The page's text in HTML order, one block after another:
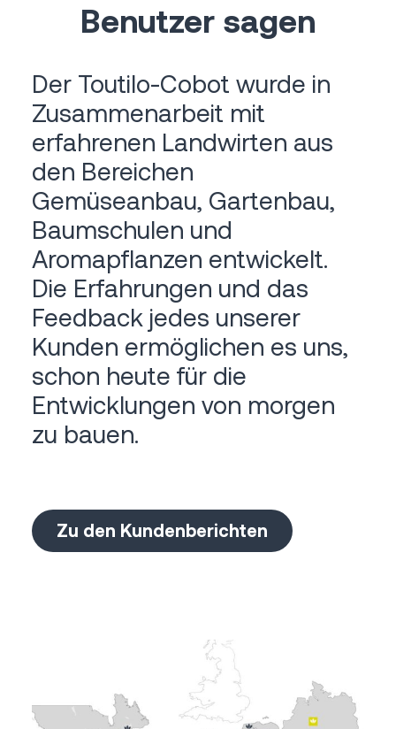
Benutzer sagen
Der Toutilo-Cobot wurde in
Zusammenarbeit mit
erfahrenen Landwirten aus
den Bereichen
Gemüseanbau, Gartenbau,
Baumschulen und
Aromapflanzen entwickelt.
Die Erfahrungen und das
Feedback jedes unserer
Kunden ermöglichen es uns,
schon heute für die
Entwicklungen von morgen
zu bauen.
Zu den Kundenberichten